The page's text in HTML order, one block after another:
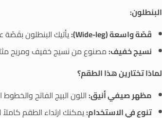
البنطلون:
قَصّة واسعة (Wide-leg):
يأتيك البنطلون
نسيج خفيف:مصنوع من نسيج خفيف ومريح
لماذا تختارين هذا الطقم؟
مظهر صيفي أنيق:اللون البيج الفاتح
تنوع في الاستخدام:يمكنك ارتداء الطقم